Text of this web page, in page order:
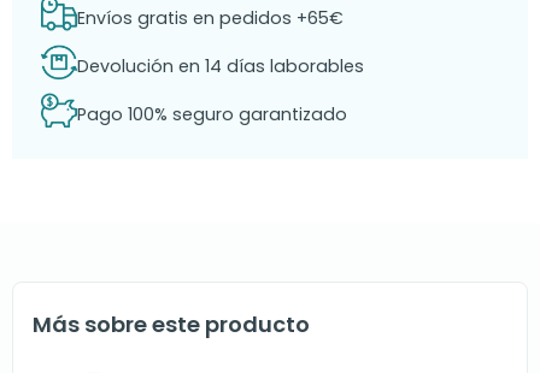
Envíos gratis en pedidos +65€
Devolución en 14 días laborables
Pago 100% seguro garantizado
Más sobre este producto